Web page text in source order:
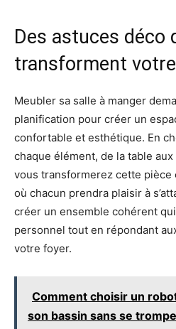
Des astuces déco
transforment
Meubler sa salle à manger
planification pour créer un
confortable et esthétique. En
chaque élément, de la table
vous transformerez cette pièce
où chacun prendra plaisir à
créer un ensemble cohérent
personnel tout en répondant
votre foyer.
Comment choisir un
son bassin sans se